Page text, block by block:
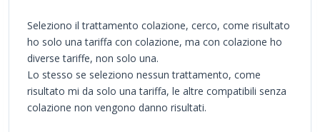
Seleziono il trattamento colazione, cerco, come risultato
ho solo una tariffa con colazione, ma con colazione ho
diverse tariffe, non solo una.
Lo stesso se seleziono nessun trattamento, come
risultato mi da solo una tariffa, le altre compatibili senza
colazione non vengono danno risultati.